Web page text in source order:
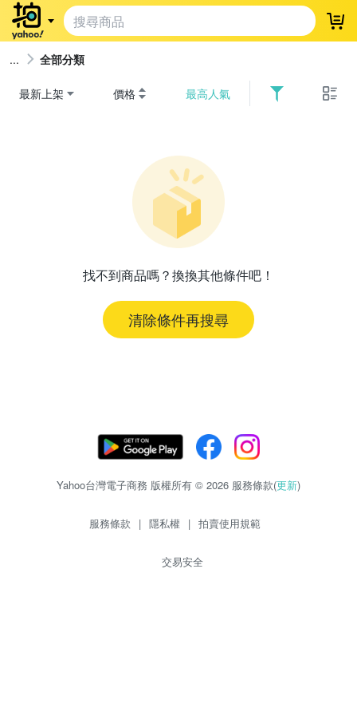
登
全部分類
最新上架 價格 最高人氣
找不到商品嗎？換換其他條件吧！
清除條件再搜尋
Yahoo台灣電子商務 版權所有 © 2026 服務條款(更新)
服務條款 | 隱私權 | 拍賣使用規範
交易安全